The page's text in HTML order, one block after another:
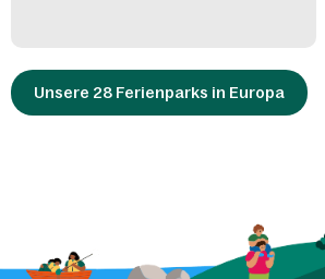
Unsere 28 Ferienparks in Europa